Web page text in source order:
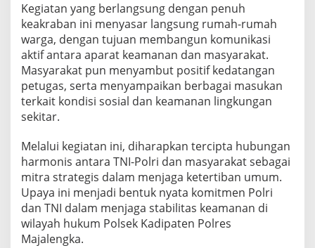
Kegiatan yang berlangsung dengan penuh
keakraban ini menyasar langsung rumah-rumah
warga, dengan tujuan membangun komunikasi
aktif antara aparat keamanan dan masyarakat.
Masyarakat pun menyambut positif kedatangan
petugas, serta menyampaikan berbagai masukan
terkait kondisi sosial dan keamanan lingkungan
sekitar.
Melalui kegiatan ini, diharapkan tercipta hubungan
harmonis antara TNI-Polri dan masyarakat sebagai
mitra strategis dalam menjaga ketertiban umum.
Upaya ini menjadi bentuk nyata komitmen Polri
dan TNI dalam menjaga stabilitas keamanan di
wilayah hukum Polsek Kadipaten Polres
Majalengka.